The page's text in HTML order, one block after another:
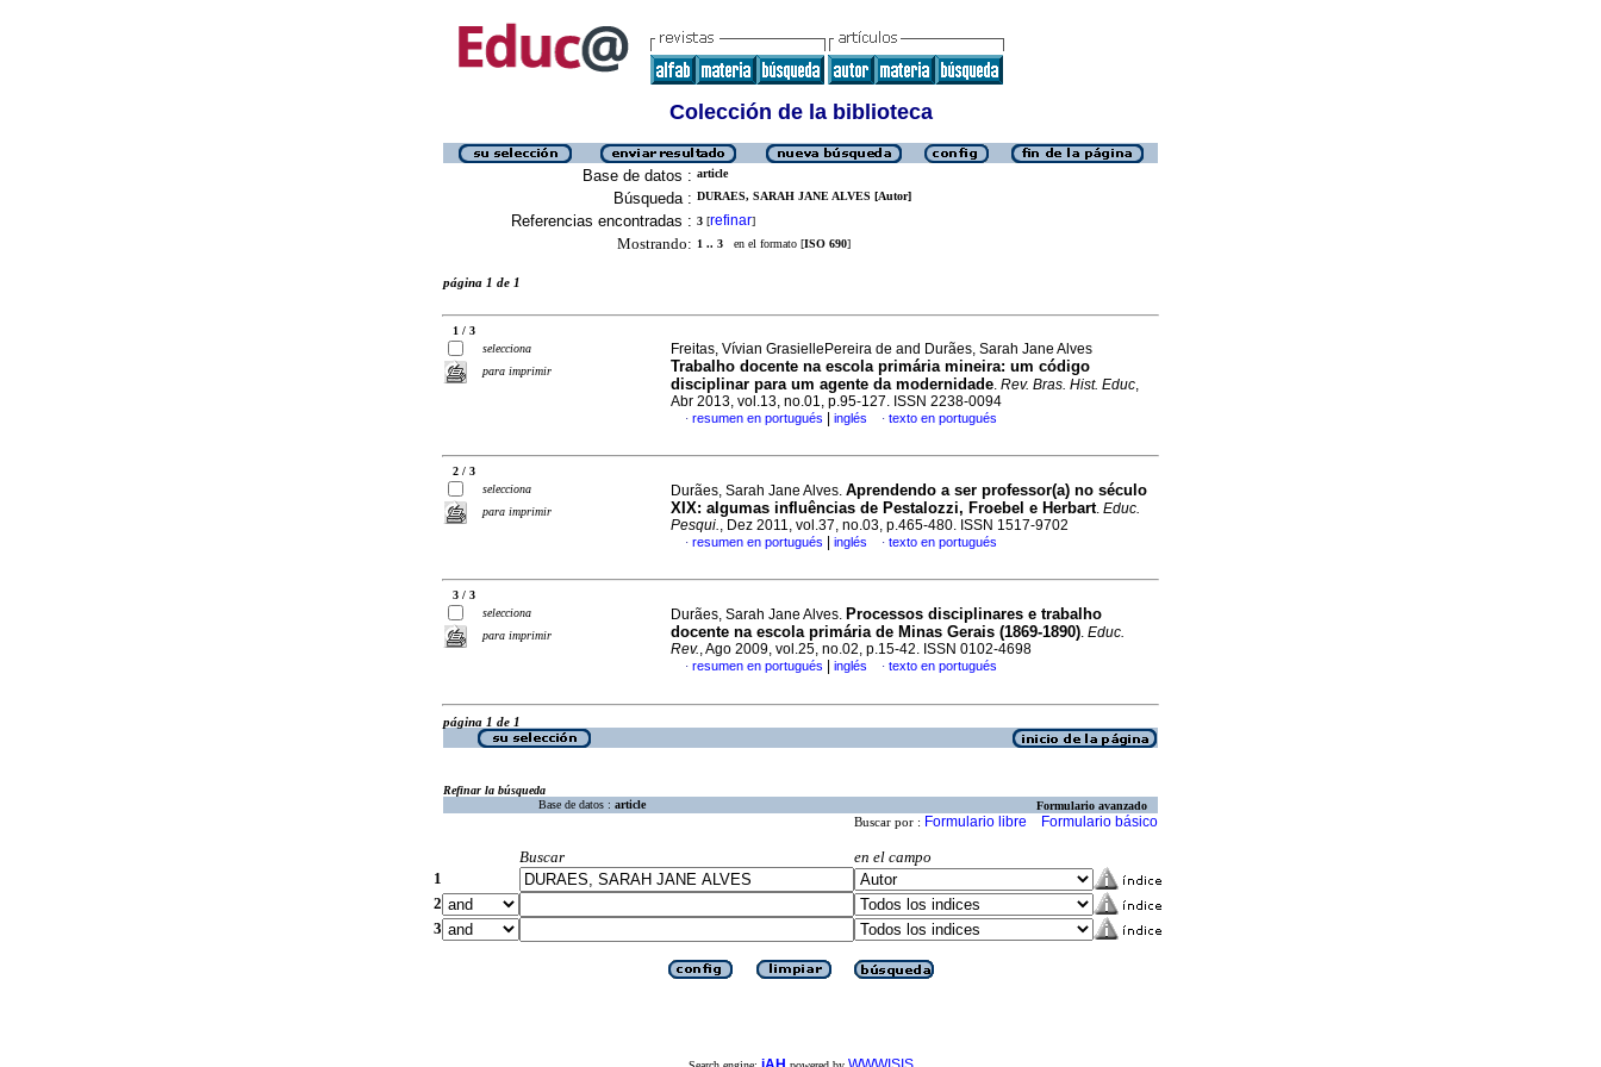
Colección de la biblioteca
Base de datos : article
Búsqueda : DURAES, SARAH JANE ALVES [Autor]
Referencias encontradas : 3 [refinar]
Mostrando: 1 .. 3 en el formato [ISO 690]
página 1 de 1
1 / 3
selecciona
para imprimir
Freitas, Vívian GrasiellePereira de and Durães, Sarah Jane Alves
Trabalho docente na escola primária mineira: um código
disciplinar para um agente da modernidade. Rev. Bras. Hist. Educ,
Abr 2013, vol.13, no.01, p.95-127. ISSN 2238-0094
· resumen en portugués inglés · texto en portugués
2 / 3
selecciona
para imprimir
Durães, Sarah Jane Alves. Aprendendo a ser professor(a) no século
XIX: algumas influências de Pestalozzi, Froebel e Herbart. Educ.
Pesqui., Dez 2011, vol.37, no.03, p.465-480. ISSN 1517-9702
· resumen en portugués inglés · texto en portugués
3 / 3
selecciona
para imprimir
Durães, Sarah Jane Alves. Processos disciplinares e trabalho
docente na escola primária de Minas Gerais (1869-1890). Educ.
Rev., Ago 2009, vol.25, no.02, p.15-42. ISSN 0102-4698
· resumen en portugués inglés · texto en portugués
página 1 de 1
Refinar la búsqueda
Base de datos : article Formulario avanzado
Buscar por : Formulario libre Formulario básico
Buscar
en el campo
1
2
3